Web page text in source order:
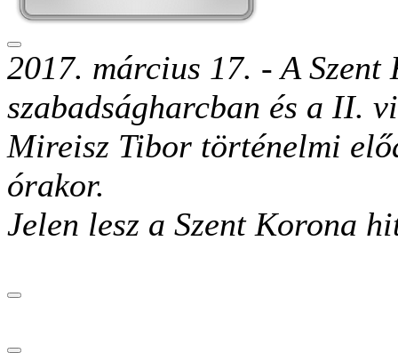
2017. március 17. -A Szent
szabadságharcban és a II.
Mireisz Tibor történelmi
órakor.
Jelen lesz a Szent Korona